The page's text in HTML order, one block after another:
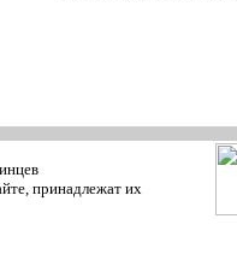
принадлежат их